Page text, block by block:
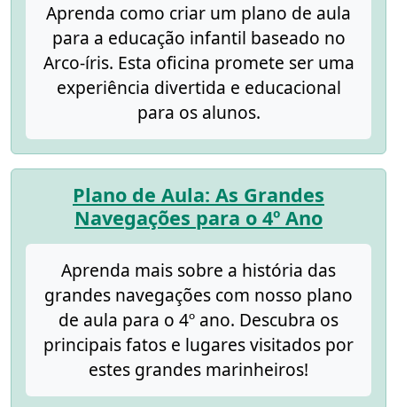
Aprenda como criar um plano de aula
para a educação infantil baseado no
Arco-íris. Esta oficina promete ser uma
experiência divertida e educacional
para os alunos.
Plano de Aula: As Grandes
Navegações para o 4º Ano
Aprenda mais sobre a história das
grandes navegações com nosso plano
de aula para o 4º ano. Descubra os
principais fatos e lugares visitados por
estes grandes marinheiros!